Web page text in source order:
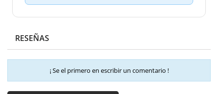
RESEÑAS
¡ Se el primero en escribir un comentario !